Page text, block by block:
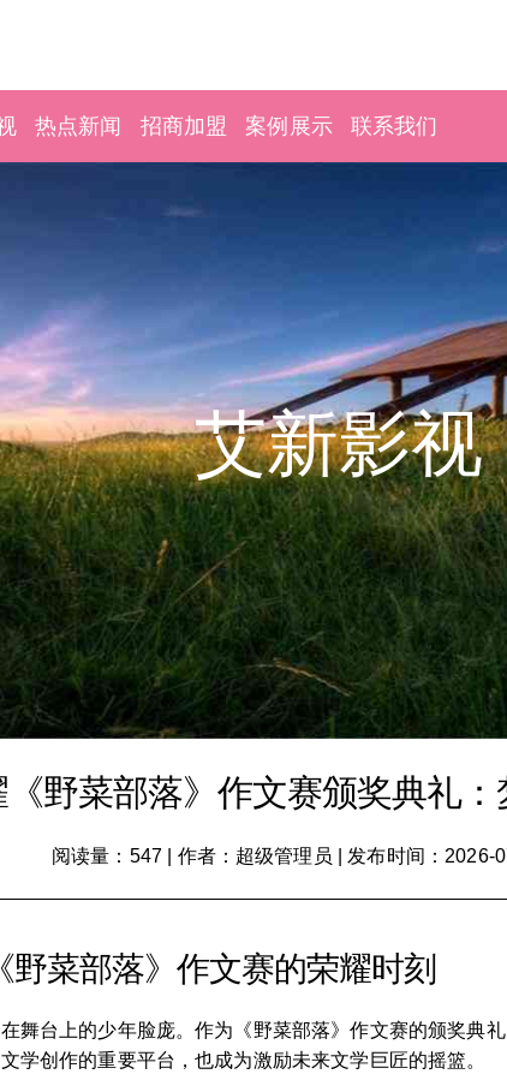
热点新闻 招商加盟 案例展示 联系我们
艾新影视
野菜部落》作文赛颁奖典礼：
阅读量：547 作者：超级管理员 发布时间：2026-
菜部落》作文赛的荣耀时刻
舞台上的少年脸庞。作为《野菜部落》作文赛的颁奖典
学创作的重要平台，也成为激励未来文学巨匠的摇篮。